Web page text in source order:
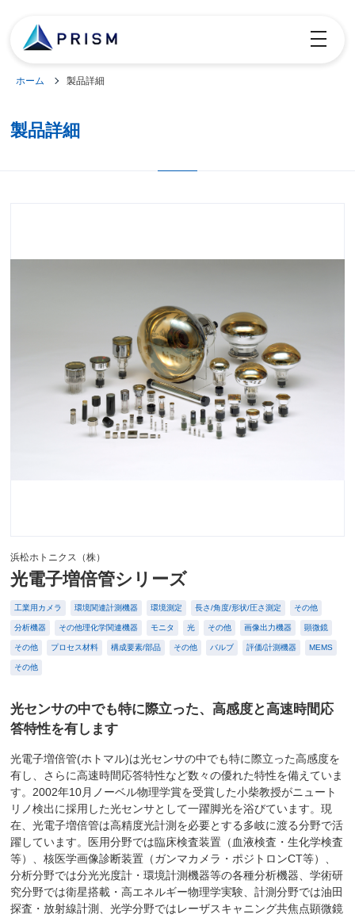
toggle
ホーム 製品詳細
製品詳細
浜松ホトニクス（株）
光電子増倍管シリーズ
工業用カメラ 環境関連計測機器 環境測定 長さ/角度/形状/圧さ測定 その他
分析機器 その他理化学関連機器 モニタ 光 その他 画像出力機器 顕微鏡
その他 プロセス材料 構成要素/部品 その他 バルブ 評価/計測機器 MEMS
その他
光センサの中でも特に際立った、高感度と高速時間応
答特性を有します
光電子増倍管(ホトマル)は光センサの中でも特に際立った高感度を
有し、さらに高速時間応答特性など数々の優れた特性を備えていま
す。2002年10月ノーベル物理学賞を受賞した小柴教授がニュート
リノ検出に採用した光センサとして一躍脚光を浴びています。現
在、光電子増倍管は高精度光計測を必要とする多岐に渡る分野で活
躍しています。医用分野では臨床検査装置（血液検査・生化学検査
等）、核医学画像診断装置（ガンマカメラ・ポジトロンCT等）、
分析分野では分光光度計・環境計測機器等の各種分析機器、学術研
究分野では衛星搭載・高エネルギー物理学実験、計測分野では油田
探査・放射線計測、光学分野ではレーザスキャニング共焦点顕微鏡